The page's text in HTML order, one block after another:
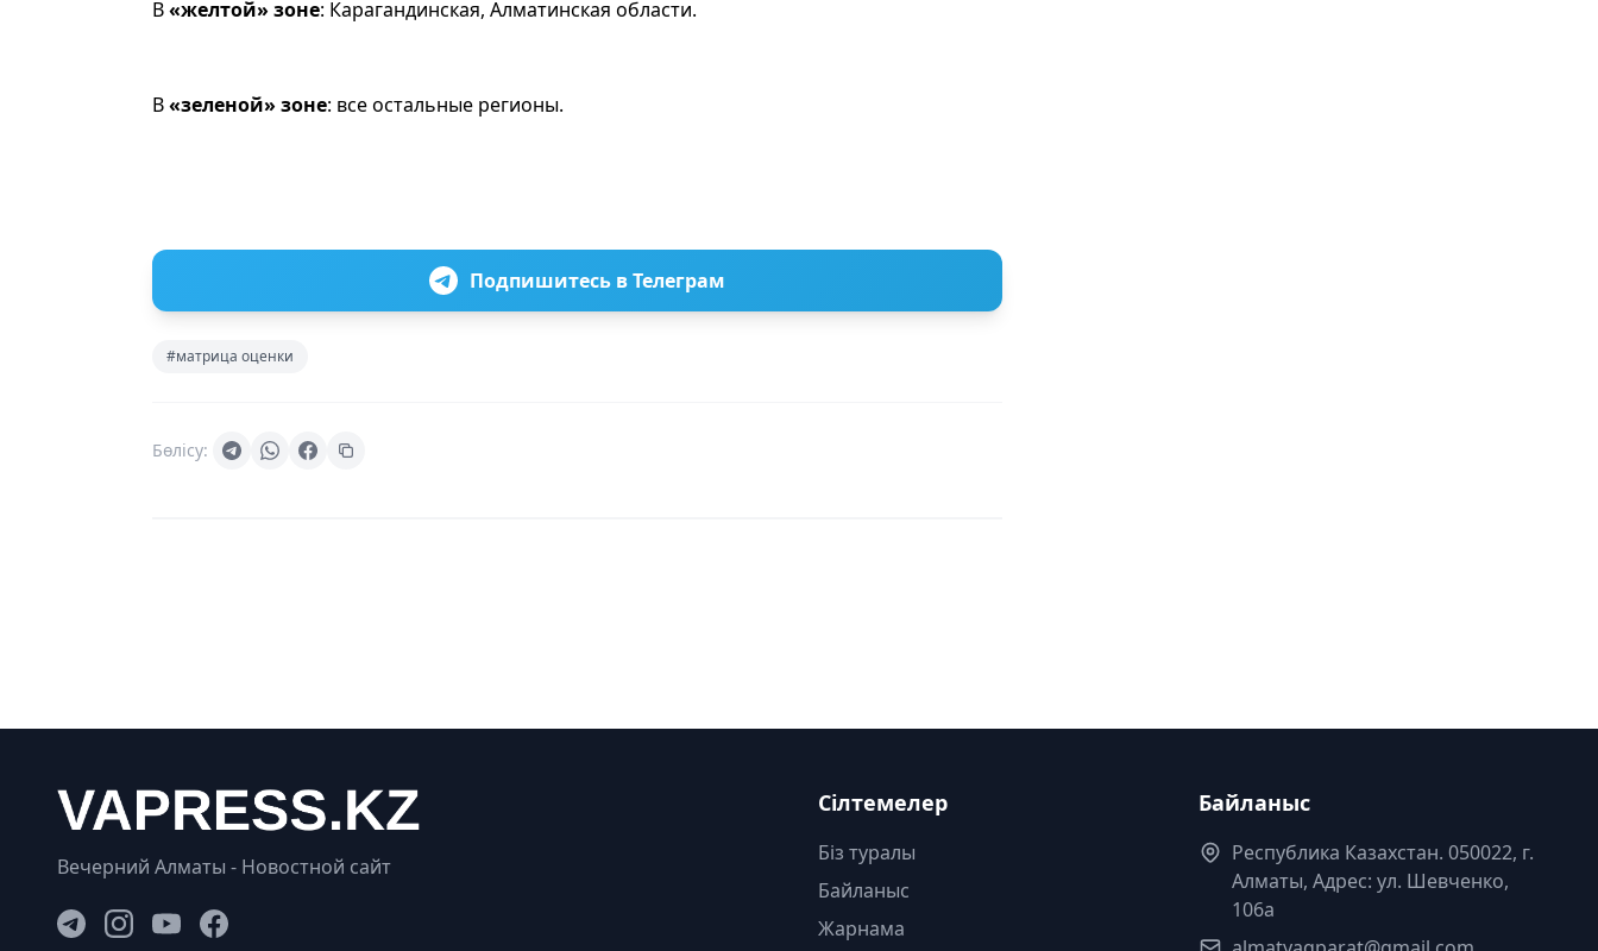
В«желтой» зоне: Карагандинская, Алматинская области.
В«зеленой» зоне: все остальные регионы.
Подпишитесь в Телеграм
#матрица оценки
Бөлісу:
Вечерний Алматы - Новостной сайт
Сілтемелер
Біз туралы
Байланыс
Жарнама
Байланыс
Республика Казахстан. 050022, г.
Алматы, Адрес: ул. Шевченко,
106а